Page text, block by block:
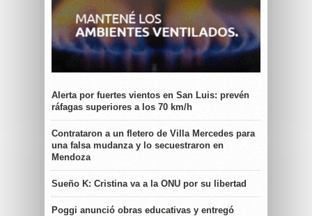
Alerta por fuertes vientos en San Luis: prevén
ráfagas superiores a los 70 km/h
Contrataron a un fletero de Villa Mercedes para
una falsa mudanza y lo secuestraron en
Mendoza
Sueño K: Cristina va a la ONU por su libertad
Poggi anunció obras educativas y entregó